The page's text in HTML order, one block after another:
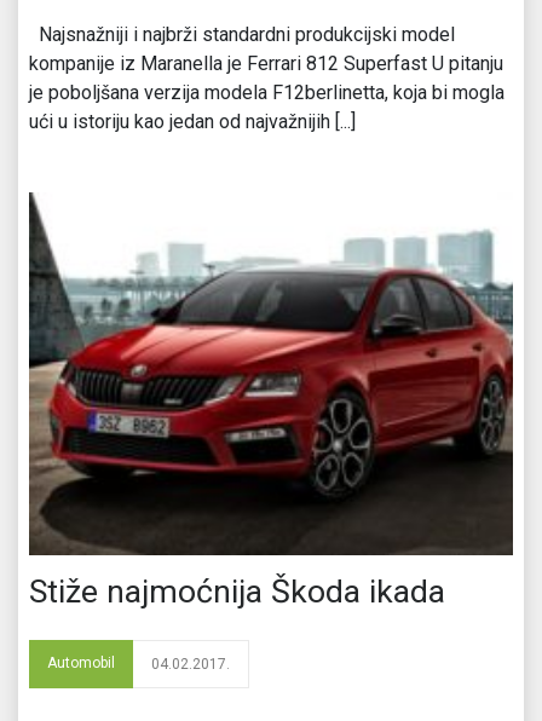
Najsnažniji i najbrži standardni produkcijski model
kompanije iz Maranella je Ferrari 812 Superfast U pitanju
je poboljšana verzija modela F12berlinetta, koja bi mogla
ući u istoriju kao jedan od najvažnijih [...]
Stiže najmoćnija Škoda ikada
Automobil 04.02.2017.